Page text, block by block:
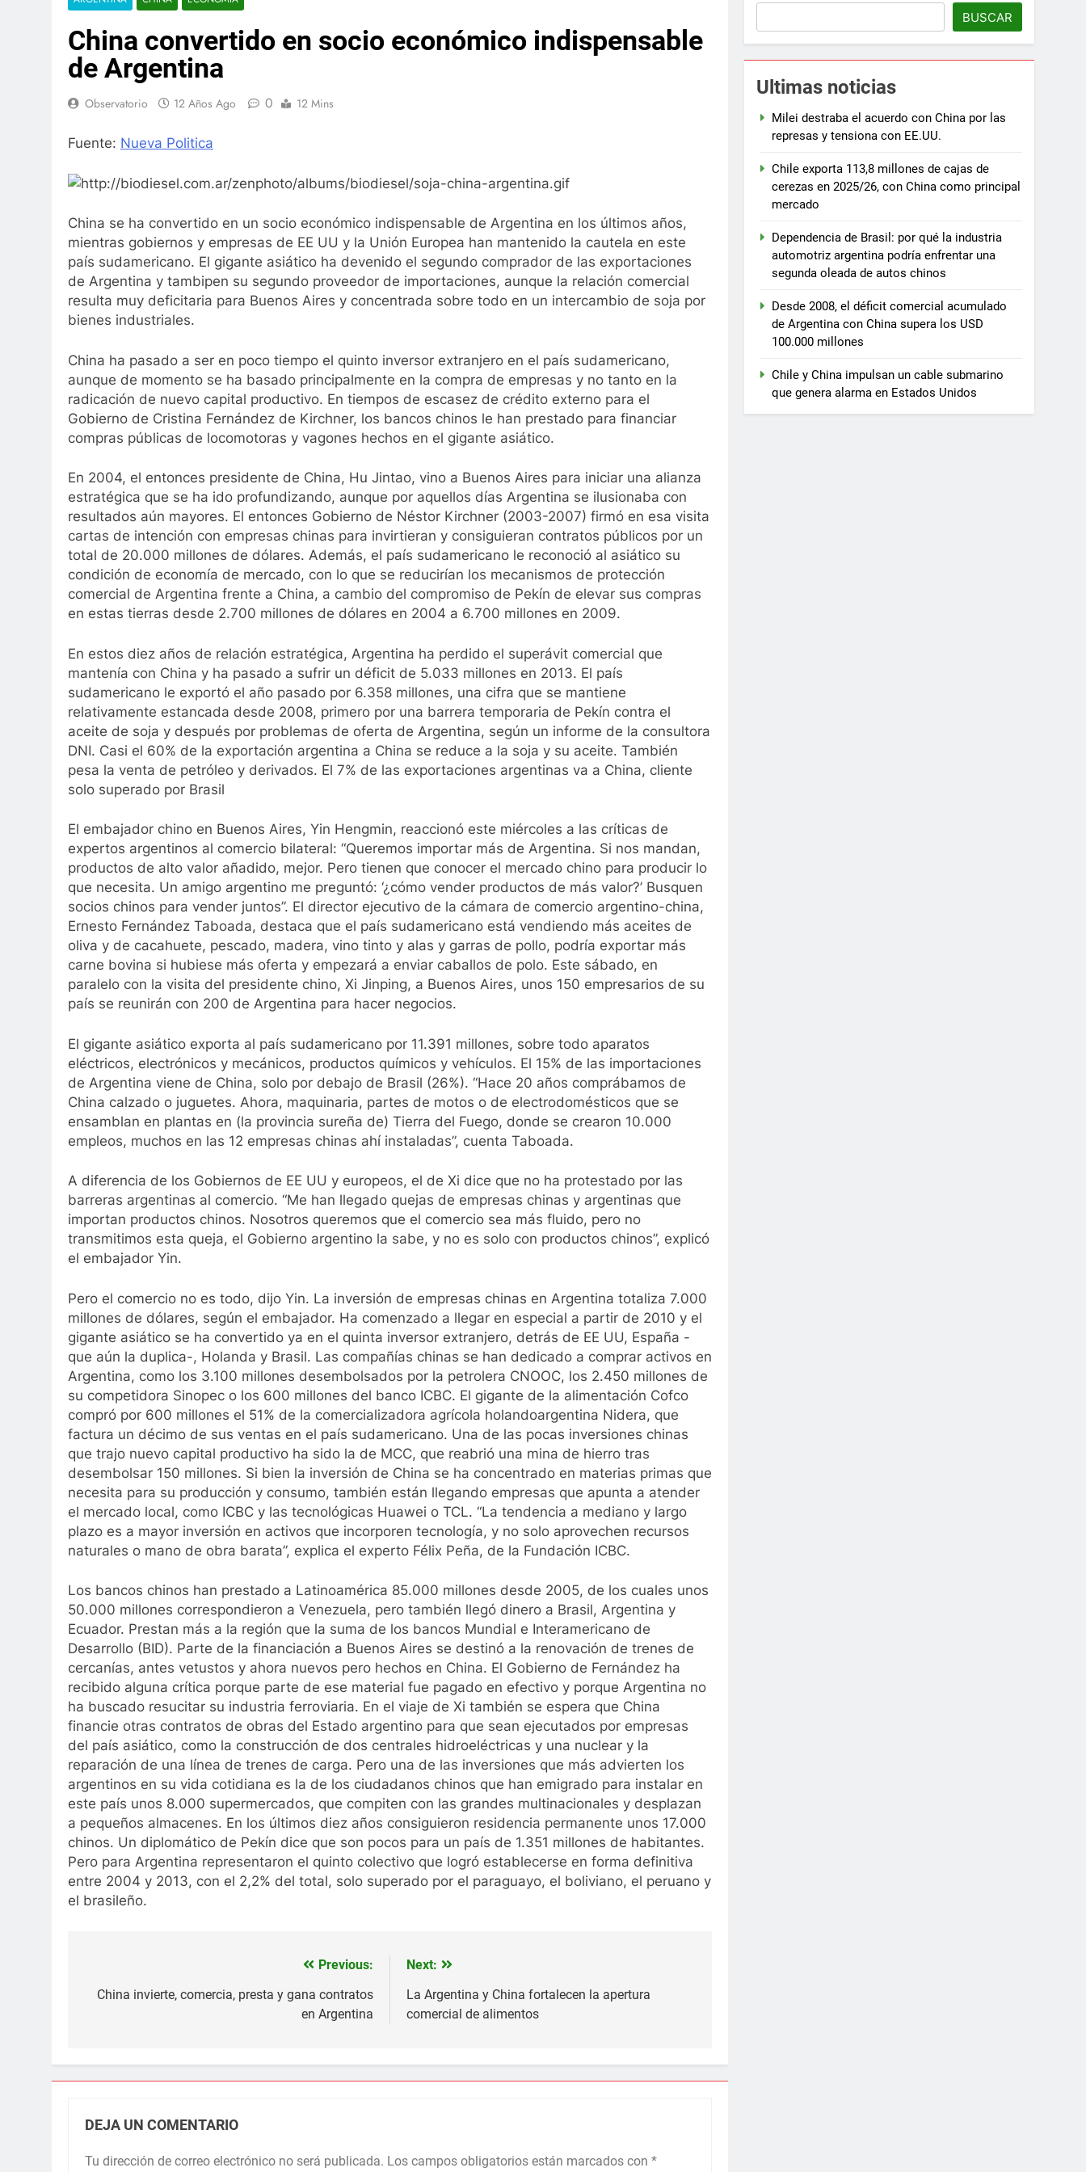
China convertido en socio económico indispensable
de Argentina
Observatorio 12 Años Ago 0 12 Mins
Fuente: Nueva Politica
China se ha convertido en un socio económico indispensable de Argentina en los últimos años,
mientras gobiernos y empresas de EE UU y la Unión Europea han mantenido la cautela en este
país sudamericano. El gigante asiático ha devenido el segundo comprador de las exportaciones
de Argentina y tambipen su segundo proveedor de importaciones, aunque la relación comercial
resulta muy deficitaria para Buenos Aires y concentrada sobre todo en un intercambio de soja por
bienes industriales.
China ha pasado a ser en poco tiempo el quinto inversor extranjero en el país sudamericano,
aunque de momento se ha basado principalmente en la compra de empresas y no tanto en la
radicación de nuevo capital productivo. En tiempos de escasez de crédito externo para el
Gobierno de Cristina Fernández de Kirchner, los bancos chinos le han prestado para financiar
compras públicas de locomotoras y vagones hechos en el gigante asiático.
En 2004, el entonces presidente de China, Hu Jintao, vino a Buenos Aires para iniciar una alianza
estratégica que se ha ido profundizando, aunque por aquellos días Argentina se ilusionaba con
resultados aún mayores. El entonces Gobierno de Néstor Kirchner (2003-2007) firmó en esa visita
cartas de intención con empresas chinas para invirtieran y consiguieran contratos públicos por un
total de 20.000 millones de dólares. Además, el país sudamericano le reconoció al asiático su
condición de economía de mercado, con lo que se reducirían los mecanismos de protección
comercial de Argentina frente a China, a cambio del compromiso de Pekín de elevar sus compras
en estas tierras desde 2.700 millones de dólares en 2004 a 6.700 millones en 2009.
En estos diez años de relación estratégica, Argentina ha perdido el superávit comercial que
mantenía con China y ha pasado a sufrir un déficit de 5.033 millones en 2013. El país
sudamericano le exportó el año pasado por 6.358 millones, una cifra que se mantiene
relativamente estancada desde 2008, primero por una barrera temporaria de Pekín contra el
aceite de soja y después por problemas de oferta de Argentina, según un informe de la consultora
DNI. Casi el 60% de la exportación argentina a China se reduce a la soja y su aceite. También
pesa la venta de petróleo y derivados. El 7% de las exportaciones argentinas va a China, cliente
solo superado por Brasil
El embajador chino en Buenos Aires, Yin Hengmin, reaccionó este miércoles a las críticas de
expertos argentinos al comercio bilateral: “Queremos importar más de Argentina. Si nos mandan,
productos de alto valor añadido, mejor. Pero tienen que conocer el mercado chino para producir lo
que necesita. Un amigo argentino me preguntó: ‘¿cómo vender productos de más valor?’ Busquen
socios chinos para vender juntos”. El director ejecutivo de la cámara de comercio argentino-china,
Ernesto Fernández Taboada, destaca que el país sudamericano está vendiendo más aceites de
oliva y de cacahuete, pescado, madera, vino tinto y alas y garras de pollo, podría exportar más
carne bovina si hubiese más oferta y empezará a enviar caballos de polo. Este sábado, en
paralelo con la visita del presidente chino, Xi Jinping, a Buenos Aires, unos 150 empresarios de su
país se reunirán con 200 de Argentina para hacer negocios.
El gigante asiático exporta al país sudamericano por 11.391 millones, sobre todo aparatos
eléctricos, electrónicos y mecánicos, productos químicos y vehículos. El 15% de las importaciones
de Argentina viene de China, solo por debajo de Brasil (26%). “Hace 20 años comprábamos de
China calzado o juguetes. Ahora, maquinaria, partes de motos o de electrodomésticos que se
ensamblan en plantas en (la provincia sureña de) Tierra del Fuego, donde se crearon 10.000
empleos, muchos en las 12 empresas chinas ahí instaladas”, cuenta Taboada.
A diferencia de los Gobiernos de EE UU y europeos, el de Xi dice que no ha protestado por las
barreras argentinas al comercio. “Me han llegado quejas de empresas chinas y argentinas que
importan productos chinos. Nosotros queremos que el comercio sea más fluido, pero no
transmitimos esta queja, el Gobierno argentino la sabe, y no es solo con productos chinos”, explicó
el embajador Yin.
Pero el comercio no es todo, dijo Yin. La inversión de empresas chinas en Argentina totaliza 7.000
millones de dólares, según el embajador. Ha comenzado a llegar en especial a partir de 2010 y el
gigante asiático se ha convertido ya en el quinta inversor extranjero, detrás de EE UU, España -
que aún la duplica-, Holanda y Brasil. Las compañías chinas se han dedicado a comprar activos en
Argentina, como los 3.100 millones desembolsados por la petrolera CNOOC, los 2.450 millones de
su competidora Sinopec o los 600 millones del banco ICBC. El gigante de la alimentación Cofco
compró por 600 millones el 51% de la comercializadora agrícola holandoargentina Nidera, que
factura un décimo de sus ventas en el país sudamericano. Una de las pocas inversiones chinas
que trajo nuevo capital productivo ha sido la de MCC, que reabrió una mina de hierro tras
desembolsar 150 millones. Si bien la inversión de China se ha concentrado en materias primas que
necesita para su producción y consumo, también están llegando empresas que apunta a atender
el mercado local, como ICBC y las tecnológicas Huawei o TCL. “La tendencia a mediano y largo
plazo es a mayor inversión en activos que incorporen tecnología, y no solo aprovechen recursos
naturales o mano de obra barata”, explica el experto Félix Peña, de la Fundación ICBC.
Los bancos chinos han prestado a Latinoamérica 85.000 millones desde 2005, de los cuales unos
50.000 millones correspondieron a Venezuela, pero también llegó dinero a Brasil, Argentina y
Ecuador. Prestan más a la región que la suma de los bancos Mundial e Interamericano de
Desarrollo (BID). Parte de la financiación a Buenos Aires se destinó a la renovación de trenes de
cercanías, antes vetustos y ahora nuevos pero hechos en China. El Gobierno de Fernández ha
recibido alguna crítica porque parte de ese material fue pagado en efectivo y porque Argentina no
ha buscado resucitar su industria ferroviaria. En el viaje de Xi también se espera que China
financie otras contratos de obras del Estado argentino para que sean ejecutados por empresas
del país asiático, como la construcción de dos centrales hidroeléctricas y una nuclear y la
reparación de una línea de trenes de carga. Pero una de las inversiones que más advierten los
argentinos en su vida cotidiana es la de los ciudadanos chinos que han emigrado para instalar en
este país unos 8.000 supermercados, que compiten con las grandes multinacionales y desplazan
a pequeños almacenes. En los últimos diez años consiguieron residencia permanente unos 17.000
chinos. Un diplomático de Pekín dice que son pocos para un país de 1.351 millones de habitantes.
Pero para Argentina representaron el quinto colectivo que logró establecerse en forma definitiva
entre 2004 y 2013, con el 2,2% del total, solo superado por el paraguayo, el boliviano, el peruano y
el brasileño.
de
Previous:
China invierte, comercia, presta y gana contratos
en Argentina
Next:
La Argentina y China fortalecen la apertura
comercial de alimentos
DEJA UN COMENTARIO
Tu dirección de correo electrónico no será publicada. Los campos obligatorios están marcados con *
BUSCAR
Ultimas noticias
Milei destraba el acuerdo con China por las
represas y tensiona con EE.UU.
Chile exporta 113,8 millones de cajas de
cerezas en 2025/26, con China como principal
mercado
Dependencia de Brasil: por qué la industria
automotriz argentina podría enfrentar una
segunda oleada de autos chinos
Desde 2008, el déficit comercial acumulado
de Argentina con China supera los USD
100.000 millones
Chile y China impulsan un cable submarino
que genera alarma en Estados Unidos